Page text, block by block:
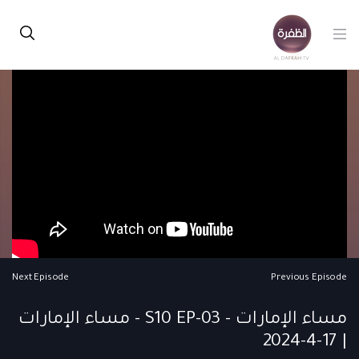
Previous Episode
Next Episode
مساء الإمارات - S10 EP-03 - مساء الإمارات